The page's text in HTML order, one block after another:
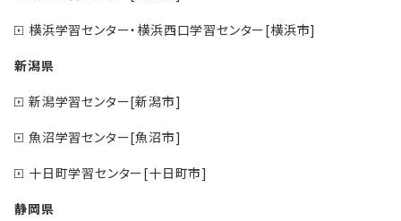
横浜学習センター・横浜西口学習センター[横浜市]
新潟県
新潟学習センター[新潟市]
魚沼学習センター[魚沼市]
十日町学習センター[十日町市]
静岡県